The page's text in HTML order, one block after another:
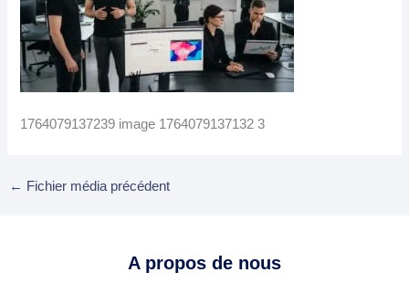
1764079137239 image 1764079137132 3
← Fichier média précédent
A propos de nous